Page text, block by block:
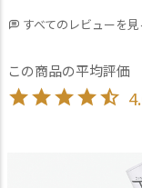
すべてのレビューを見